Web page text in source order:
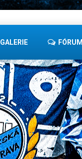
GALERIE FÓRUM